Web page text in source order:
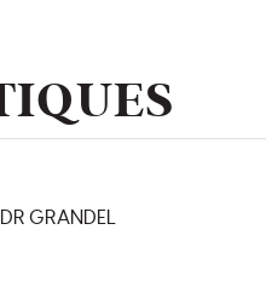
DR GRANDEL